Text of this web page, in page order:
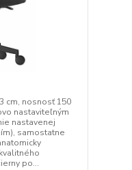
cm, nosnosť 150
nastaviteľným
nastavenej
samostatne
po...